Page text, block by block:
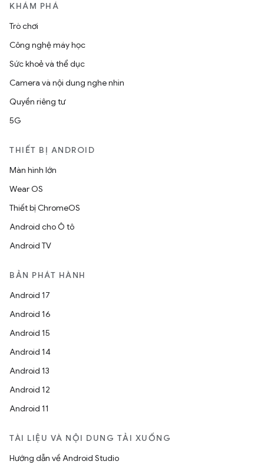
KHÁM PHÁ
Trò chơi
Công nghệ máy học
Sức khoẻ và thể dục
Camera và nội dung nghe nhìn
Quyền riêng tư
5G
THIẾT BỊ ANDROID
Màn hình lớn
Wear OS
Thiết bị ChromeOS
Android cho Ô tô
Android TV
BẢN PHÁT HÀNH
Android 17
Android 16
Android 15
Android 14
Android 13
Android 12
Android 11
TÀI LIỆU VÀ NỘI DUNG TẢI XUỐNG
Hướng dẫn về Android Studio